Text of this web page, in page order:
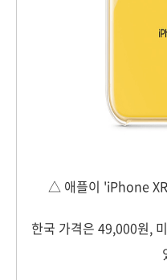
△ 애플이 'iPhone
한국 가격은 49,000원,